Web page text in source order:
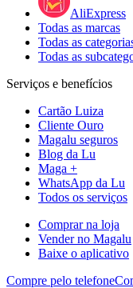
AliExpress
Todas as marcas
Todas as
Todas as
Serviços e benefícios
Cartão Luiza
Cliente Ouro
Magalu seguros
Blog da Lu
Maga +
WhatsApp da Lu
Todos os serviços
Comprar na loja
Vender no Magalu
Baixe o aplicativo
Compre pelo telefone